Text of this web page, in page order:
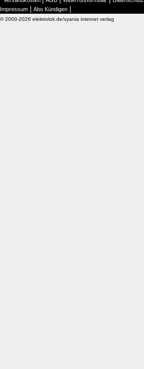
Impressum Abo Kündigen
© 2000-2026 elektrolok.de/xyania internet verlag